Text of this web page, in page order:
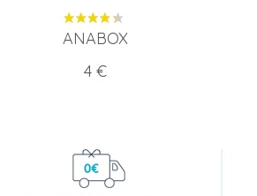
ANABOX
Prix
4 €